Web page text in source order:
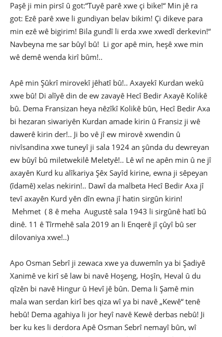
Paşê ji min pirsî û got:“Tuyê parê xwe çi bike!“ Min jê ra
got: Ezê parê xwe li gundiyan belav bikim! Çi dikeve para
min ezê wê bigirim! Bila gundî li erda xwe xwedî derkevin!“
Navbeyna me sar bûyî bû! Li gor apê min, heşê xwe min
wê demê wenda kirî bûm!..
Apê min Şûkrî mirovekî jêhatî bû!.. Axayekî Kurdan wekû
xwe bû! Di alîyê din de ew zavayê Hecî Bedir Axayê Kolikê
bû. Dema Fransizan heya nêzîkî Kolikê bûn, Hecî Bedir Axa
bi hezaran siwariyên Kurdan amade kirin û Fransiz ji wê
dawerê kirin der!.. Ji bo vê jî ew mirovê xwendin û
nivîsandina xwe tuneyî ji sala 1924 an şûnda du dewreyan
ew bûyî bû miletwekilê Meletyê!.. Lê wî ne apên min û ne jî
axayên Kurd ku alîkariya Şêx Sayîd kirine, ewna ji sêpeyan
(îdamê) xelas nekirin!.. Dawî da malbeta Hecî Bedir Axa jî
tevî axayên Kurd yên dîn ewna jî hatin sirgûn kirin!
Mehmet ( 8 ê meha Augustê sala 1943 li sirgûnê hatî bû
dinê. 11 ê Tîrmehê sala 2019 an li Enqerê jî çûyî bû ser
dilovaniya xwe!..)
Apo Osman Sebrî ji zewaca xwe ya duwemîn ya bi Şadiyê
Xanimê ve kirî sê law bi navê Hoşeng, Hoşîn, Heval û du
qîzên bi navê Hingur û Hevî jê bûn. Dema li Şamê min
mala wan serdan kirî bes qiza wî ya bi navê „Kewê“ tenê
hebû! Dema agahiya li jor heyî navê Kewê derbas nebû! Ji
ber ku kes li derdora Apê Osman Sebrî nemayî bûn, wî